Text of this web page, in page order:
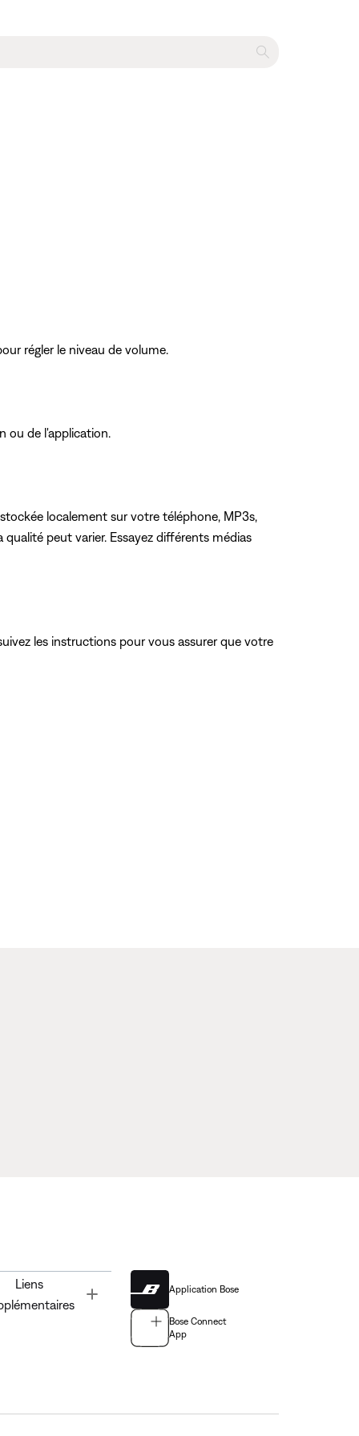
régler le niveau de volume.
ou de l'application.
localement sur votre téléphone, MP3s,
peut varier. Essayez différents médias
les instructions pour vous assurer que votre
Liens
Application Bose
Bose Connect
App